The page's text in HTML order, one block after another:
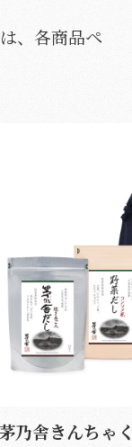
、各商品ペ
茅乃舎きんちゃ